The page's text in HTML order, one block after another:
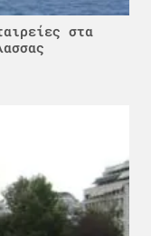
στα